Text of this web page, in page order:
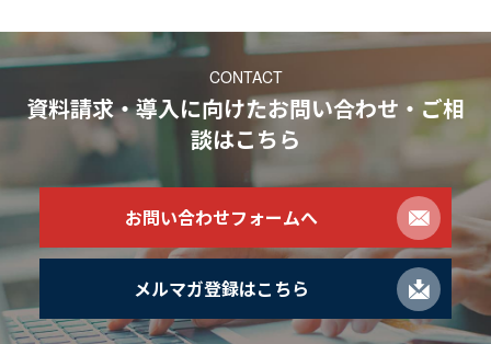
CONTACT
資料請求・導入に向けたお問い合わせ・ご相
談はこちら
お問い合わせフォームへ
メルマガ登録はこちら